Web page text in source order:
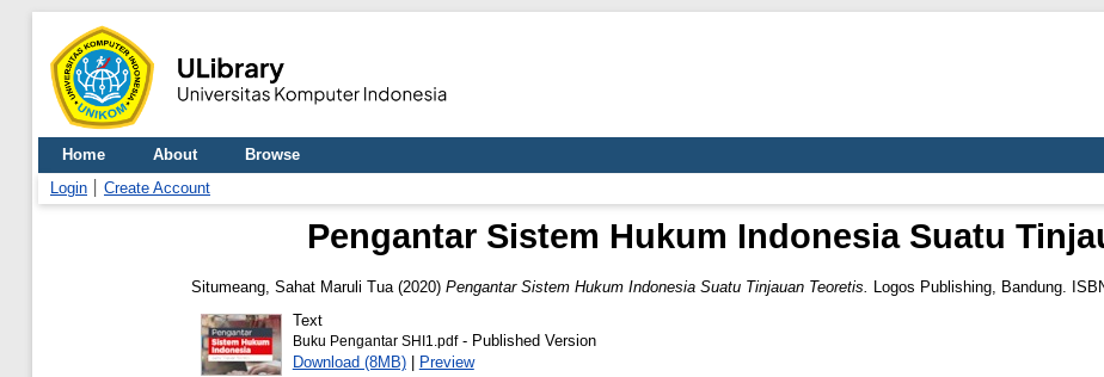
Home About
Browse
Login
Create Account
Pengantar Sistem Hukum Indonesia Suatu
Situmeang, Sahat Maruli Tua (2020) Pengantar Sistem Hukum Indonesia Suatu Tinjauan Teoretis.
Logos Publishing, Bandung.
Text
Buku Pengantar SHI1.pdf- Published Version
Download (8MB)| Preview